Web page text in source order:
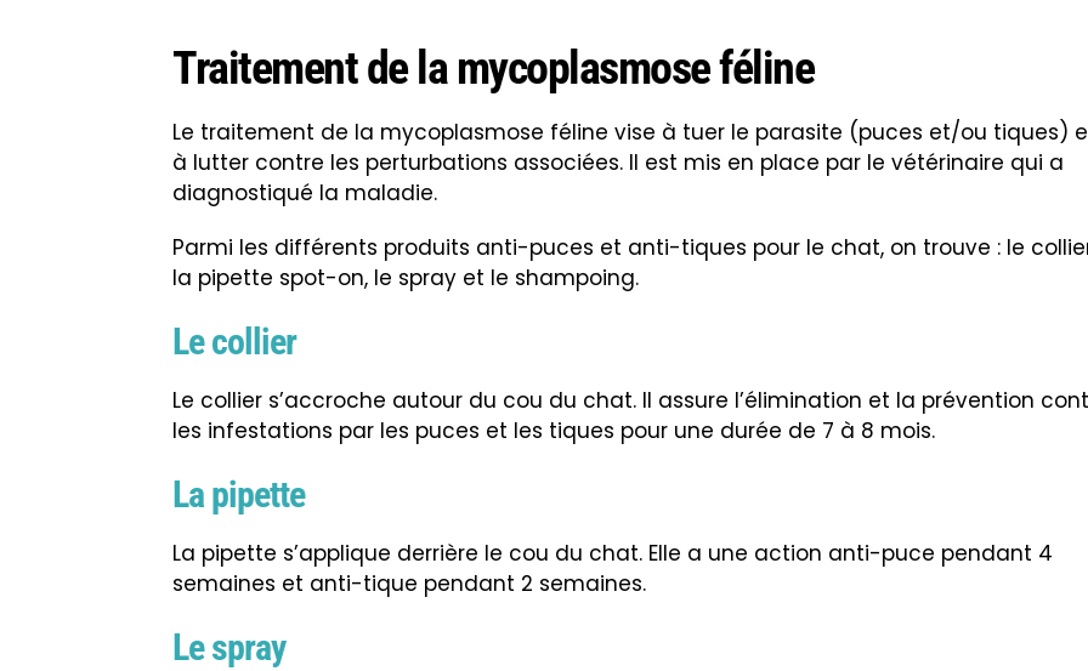
Traitement de la mycoplasmose féline
Le traitement de la mycoplasmose féline vise à tuer le parasite (puces et/ou tiques)
à lutter contre les perturbations associées. Il est mis en place par le vétérinaire qui a
diagnostiqué la maladie.
Parmi les différents produits anti-puces et anti-tiques pour le chat, on trouve : le
la pipette spot-on, le spray et le shampoing.
Le collier
Le collier s’accroche autour du cou du chat. Il assure l’élimination et la prévention
les infestations par les puces et les tiques pour une durée de 7 à 8 mois.
La pipette
La pipette s’applique derrière le cou du chat. Elle a une action anti-puce pendant 4
semaines et anti-tique pendant 2 semaines.
Le spray